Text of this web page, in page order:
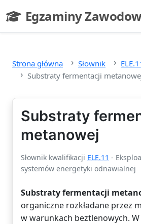
Egzaminy
- strona główna
Strona główna Słownik
Substraty fermentacji
Substraty
metanowej
Słownik kwalifikacji ELE.11 -
systemów energetyki odnawialnej
Substraty fermentacji
organiczne rozkładane przez
w warunkach beztlenowych.